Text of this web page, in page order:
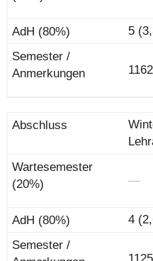
5
―
4